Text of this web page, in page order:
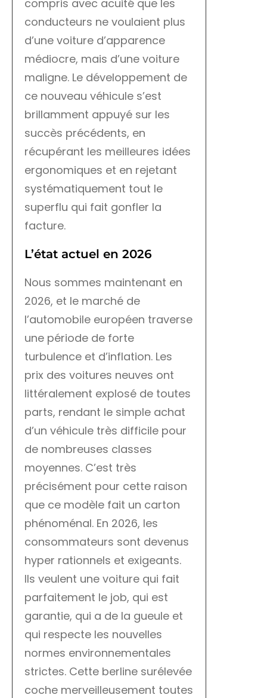
compris avec acuité que les
conducteurs ne voulaient plus
d’une voiture d’apparence
médiocre, mais d’une voiture
maligne. Le développement de
ce nouveau véhicule s’est
brillamment appuyé sur les
succès précédents, en
récupérant les meilleures idées
ergonomiques et en rejetant
systématiquement tout le
superflu qui fait gonfler la
facture.
L’état actuel en 2026
Nous sommes maintenant en
2026, et le marché de
l’automobile européen traverse
une période de forte
turbulence et d’inflation. Les
prix des voitures neuves ont
littéralement explosé de toutes
parts, rendant le simple achat
d’un véhicule très difficile pour
de nombreuses classes
moyennes. C’est très
précisément pour cette raison
que ce modèle fait un carton
phénoménal. En 2026, les
consommateurs sont devenus
hyper rationnels et exigeants.
Ils veulent une voiture qui fait
parfaitement le job, qui est
garantie, qui a de la gueule et
qui respecte les nouvelles
normes environnementales
strictes. Cette berline surélevée
coche merveilleusement toutes